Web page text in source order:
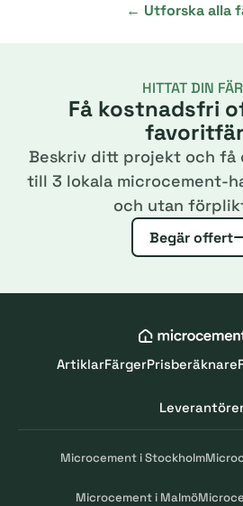
← Utforska alla
HITTAT DIN
Få kostnadsfri
Beskriv ditt projekt och
till 3 lokala microcement-
och utan
Begär offert
ArtiklarFärgerPrisberäknare
Microcement i Stockholm
Microcement i Malmö